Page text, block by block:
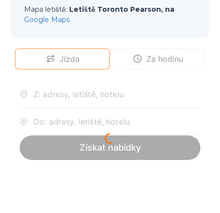
Mapa letiště: Letiště Toronto Pearson, na
Google Maps